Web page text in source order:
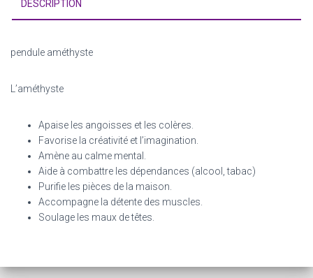
DESCRIPTION
pendule améthyste
L’améthyste
Apaise les angoisses et les colères.
Favorise la créativité et l’imagination.
Amène au calme mental.
Aide à combattre les dépendances (alcool, tabac)
Purifie les pièces de la maison.
Accompagne la détente des muscles.
Soulage les maux de têtes.